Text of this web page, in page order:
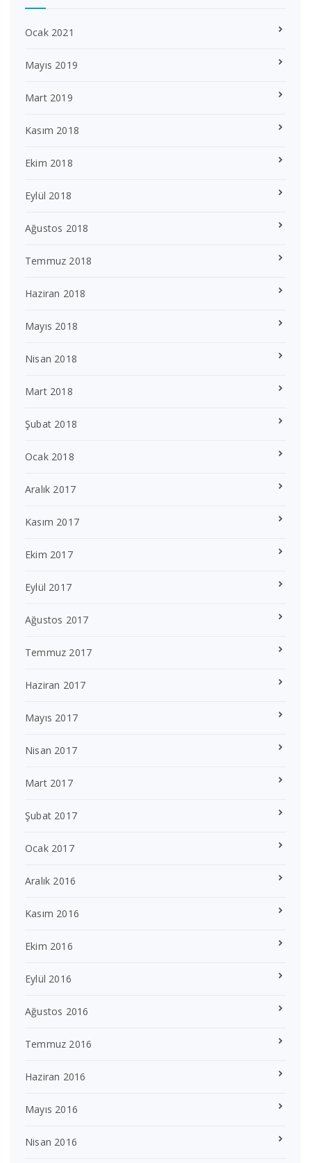
Ocak 2021
Mayıs 2019
Mart 2019
Kasım 2018
Ekim 2018
Eylül 2018
Ağustos 2018
Temmuz 2018
Haziran 2018
Mayıs 2018
Nisan 2018
Mart 2018
Şubat 2018
Ocak 2018
Aralık 2017
Kasım 2017
Ekim 2017
Eylül 2017
Ağustos 2017
Temmuz 2017
Haziran 2017
Mayıs 2017
Nisan 2017
Mart 2017
Şubat 2017
Ocak 2017
Aralık 2016
Kasım 2016
Ekim 2016
Eylül 2016
Ağustos 2016
Temmuz 2016
Haziran 2016
Mayıs 2016
Nisan 2016